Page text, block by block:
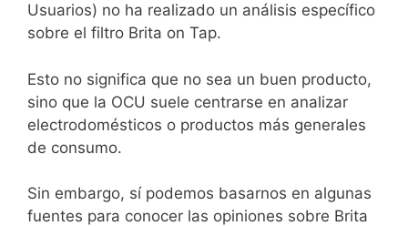
Usuarios) no ha realizado un análisis específico
sobre el filtro Brita on Tap.
Esto no significa que no sea un buen producto,
sino que la OCU suele centrarse en analizar
electrodomésticos o productos más generales
de consumo.
Sin embargo, sí podemos basarnos en algunas
fuentes para conocer las opiniones sobre Brita